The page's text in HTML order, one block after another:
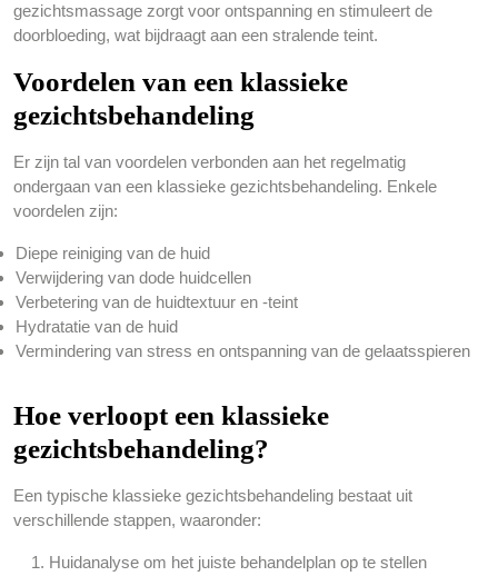
gezichtsmassage zorgt voor ontspanning en stimuleert de
doorbloeding, wat bijdraagt aan een stralende teint.
Voordelen van een klassieke
gezichtsbehandeling
Er zijn tal van voordelen verbonden aan het regelmatig
ondergaan van een klassieke gezichtsbehandeling. Enkele
voordelen zijn:
Diepe reiniging van de huid
Verwijdering van dode huidcellen
Verbetering van de huidtextuur en -teint
Hydratatie van de huid
Vermindering van stress en ontspanning van de gelaatsspieren
Hoe verloopt een klassieke
gezichtsbehandeling?
Een typische klassieke gezichtsbehandeling bestaat uit
verschillende stappen, waaronder:
Huidanalyse om het juiste behandelplan op te stellen